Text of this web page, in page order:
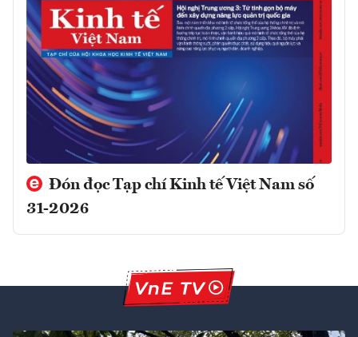
Đón đọc Tạp chí Kinh tế Việt Nam số
31-2026